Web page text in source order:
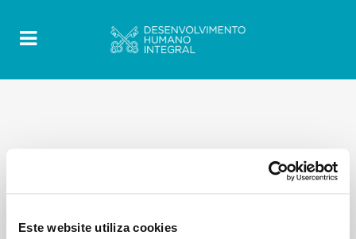
Este website utiliza cookies